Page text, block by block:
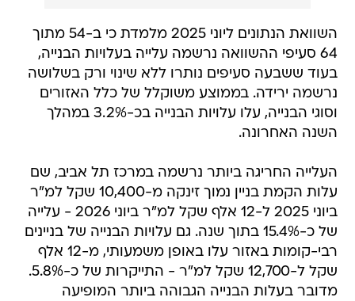
השוואת הנתונים ליוני 2025 מלמדת כי ב-54 מתוך
64 סעיפי ההשוואה נרשמה עלייה בעלויות הבנייה,
בעוד ששבעה סעיפים נותרו ללא שינוי ורק בשלושה
נרשמה ירידה. בממוצע משוקלל של כלל האזורים
וסוגי הבנייה, עלו עלויות הבנייה בכ-3.2% במהלך
השנה האחרונה.
העלייה החריגה ביותר נרשמה במרכז תל אביב, שם
עלות הקמת בניין נמוך זינקה מ-10,400 שקל למ"ר
ביוני 2025 ל-12 אלף שקל למ"ר ביוני 2026 - עלייה
של כ-15.4% בתוך שנה. גם עלויות הבנייה של בניינים
רבי-קומות באזור עלו באופן משמעותי, מ-12 אלף
שקל ל-12,700 שקל למ"ר - התייקרות של כ-5.8%.
מדובר בעלות הבנייה הגבוהה ביותר המופיעה